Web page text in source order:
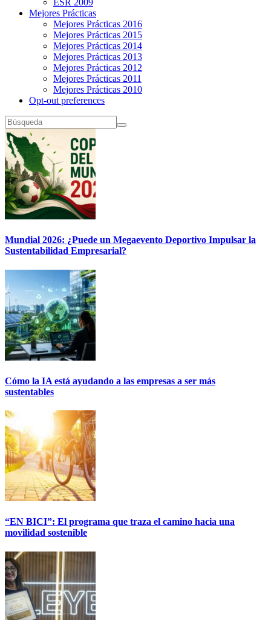
ESR 2009
Mejores Prácticas
Mejores Prácticas 2016
Mejores Prácticas 2015
Mejores Prácticas 2014
Mejores Prácticas 2013
Mejores Prácticas 2012
Mejores Prácticas 2011
Mejores Prácticas 2010
Opt-out preferences
Mundial 2026: ¿Puede un Megaevento Deportivo Impulsar la
Sustentabilidad Empresarial?
Cómo la IA está ayudando a las empresas a ser más
sustentables
“EN BICI”: El programa que traza el camino hacia una
movilidad sostenible